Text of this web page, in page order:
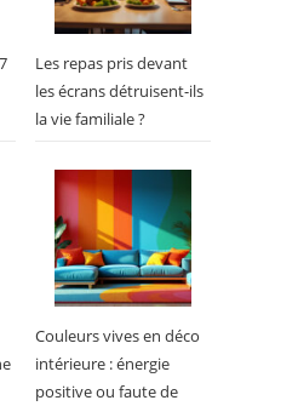
Les repas pris devant
les écrans détruisent-ils
la vie familiale ?
Couleurs vives en déco
intérieure : énergie
positive ou faute de